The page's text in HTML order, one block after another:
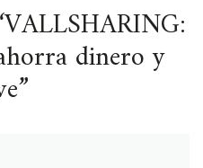
VALLSHARING:
dinero y
”